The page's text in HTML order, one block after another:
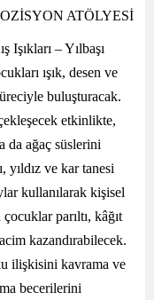
ATÖLYESİ
Işıkları – Yılbaşı
ışık, desen ve
buluşturacak.
etkinlikte,
da ağaç süslerini
yıldız ve kar tanesi
kullanılarak kişisel
parıltı, kâğıt
kazandırabilecek.
ilişkisini kavrama ve
becerilerini